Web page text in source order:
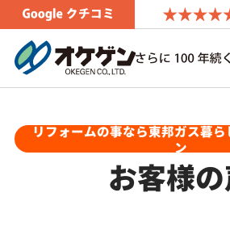
リフォームの事なら東邦ガス暮
ン
お客様